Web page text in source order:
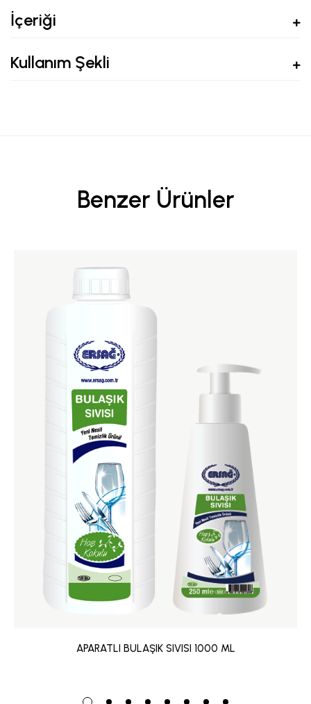
İçeriği
Kullanım Şekli
Benzer Ürünler
APARATLI BULAŞIK SIVISI 1000 ML